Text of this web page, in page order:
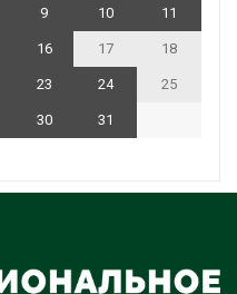
9 10 11
16 17 18
23 24 25
30
31